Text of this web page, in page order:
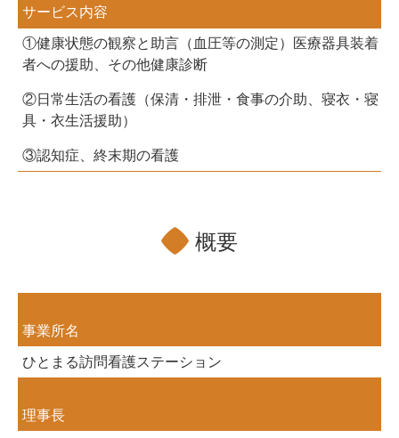
サービス内容
①健康状態の観察と助言（血圧等の測定）
医療器具装着
者への援助、その他健康診断
②日常生活の看護（保清・排泄・食事の介助、 寝衣・寝
具・衣生活援助）
③認知症、終末期の看護
概要
事業所名
ひとまる訪問看護ステーション
理事長